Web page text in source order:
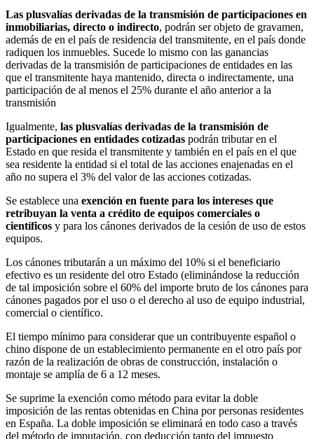
Las plusvalías derivadas de la transmisión de participaciones en
inmobiliarias, directo o indirecto, podrán ser objeto de gravamen,
además de en el país de residencia del transmitente, en el país donde
radiquen los inmuebles. Sucede lo mismo con las ganancias
derivadas de la transmisión de participaciones de entidades en las
que el transmitente haya mantenido, directa o indirectamente, una
participación de al menos el 25% durante el año anterior a la
transmisión
Igualmente, las plusvalías derivadas de la transmisión de
participaciones en entidades cotizadas podrán tributar en el
Estado en que resida el transmitente y también en el país en el que
sea residente la entidad si el total de las acciones enajenadas en el
año no supera el 3% del valor de las acciones cotizadas.
Se establece una exención en fuente para los intereses que
retribuyan la venta a crédito de equipos comerciales o
científicos y para los cánones derivados de la cesión de uso de estos
equipos.
Los cánones tributarán a un máximo del 10% si el beneficiario
efectivo es un residente del otro Estado (eliminándose la reducción
de tal imposición sobre el 60% del importe bruto de los cánones para
cánones pagados por el uso o el derecho al uso de equipo industrial,
comercial o científico.
El tiempo mínimo para considerar que un contribuyente español o
chino dispone de un establecimiento permanente en el otro país por
razón de la realización de obras de construcción, instalación o
montaje se amplía de 6 a 12 meses.
Se suprime la exención como método para evitar la doble
imposición de las rentas obtenidas en China por personas residentes
en España. La doble imposición se eliminará en todo caso a través
del método de imputación, con deducción tanto del impuesto